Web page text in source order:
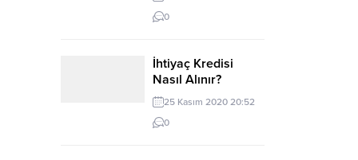
0
İhtiyaç Kredisi
Nasıl Alınır?
Şartları Nelerdir?
25 Kasım 2020 20:52
0